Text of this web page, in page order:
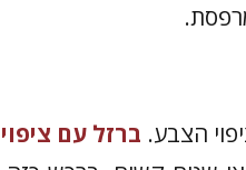
ברזל עם ציפוי